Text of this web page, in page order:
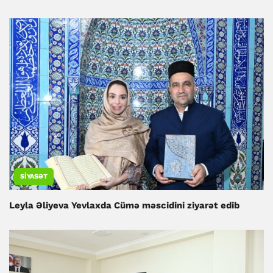
SIYASƏT
Leyla Əliyeva Yevlaxda Cümə məscidini ziyarət edib